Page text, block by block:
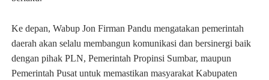
Ke depan, Wabup Jon Firman Pandu mengatakan pemerintah
daerah akan selalu membangun komunikasi dan bersinergi baik
dengan pihak PLN, Pemerintah Propinsi Sumbar, maupun
Pemerintah Pusat untuk memastikan masyarakat Kabupaten